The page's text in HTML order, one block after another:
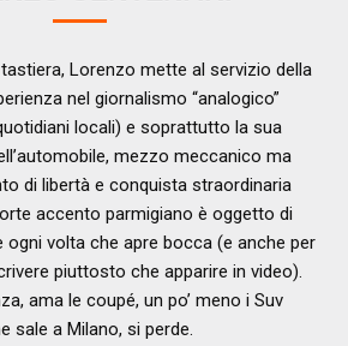
Lorenzo mette al servizio della
nel giornalismo “analogico”
locali) e soprattutto la sua
mezzo meccanico ma
di libertà e conquista straordinaria
accento parmigiano è oggetto di
volta che apre bocca (e anche per
piuttosto che apparire in video).
ama le coupé, un po’ meno i Suv
sale a Milano, si perde.